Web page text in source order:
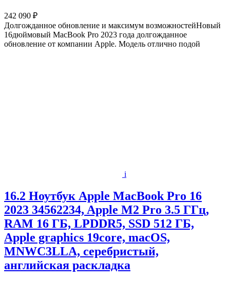
242 090 ₽
Долгожданное обновление и максимум возможностейНовый
16дюймовый MacBook Pro 2023 года долгожданное
обновление от компании Apple. Модель отлично подой
i
16.2 Ноутбук Apple MacBook Pro 16
2023 34562234, Apple M2 Pro 3.5 ГГц,
RAM 16 ГБ, LPDDR5, SSD 512 ГБ,
Apple graphics 19core, macOS,
MNWC3LLA, серебристый,
английская раскладка